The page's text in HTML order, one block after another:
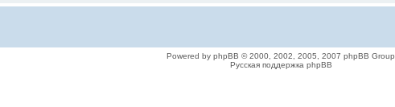
Powered by phpBB © 2000, 2002, 2005, 2007 phpBB Group
Русская поддержка phpBB